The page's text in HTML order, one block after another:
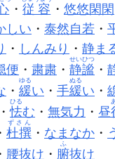
・ 従容 ・ 悠悠閑閑
しい ・ 泰然自若 ・
・ しんみり ・ 静ま
便 ・ 粛粛 ・ 静謐
せいひつ
・
・ 緩
ゆる
い ・ 手緩
ぬる
い ・
・怯
ひる
む ・ 無気力 ・ 昼
杜撰
ずさん
・ なまなか ・
腰抜け ・ 腑
ふ
抜け